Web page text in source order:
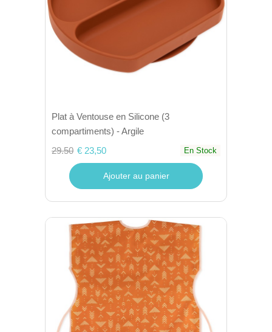
Plat à Ventouse en Silicone (3
compartiments) - Argile
29.50 € 23,50 En Stock
Ajouter au panier